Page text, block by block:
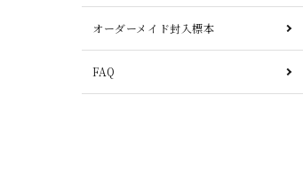
オーダーメイド封入標本
FAQ